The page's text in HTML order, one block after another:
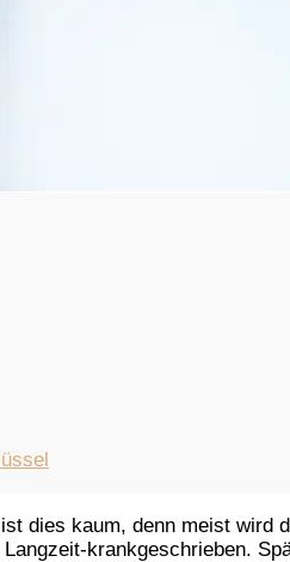
dies kaum, denn meist wird
krankgeschrieben.